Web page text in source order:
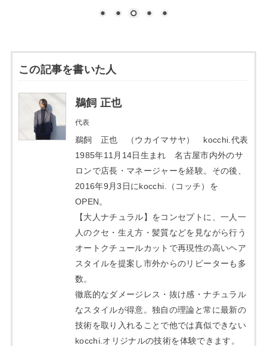
この記事を書いた人
鵜飼 正也
代表
鵜飼 正也 （ウカイマサヤ） kocchi.代表
1985年11月14日生まれ 名古屋市内外のサ
ロンで店長・マネージャーを経験。その後、
2016年9月3日にkocchi.（コッチ）を
OPEN。
【大人ナチュラル】をコンセプトに、一人一
人のクセ・生え方・髪質などを見ながら行う
オートクチュールカットで再現性の高いヘア
スタイルを提案し市外からのリピーターも多
数。
徹底的なダメージレス・抜け感・ナチュラル
なスタイルが得意。独自の理論と常に最新の
技術を取り入れることで他では真似できない
kocchi.オリジナルの技術を体験できます。